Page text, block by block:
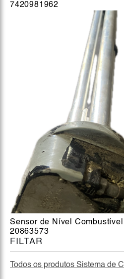
FILTAR
Todos os produtos Sistema de
7420981962
Sensor de Nível
20863573